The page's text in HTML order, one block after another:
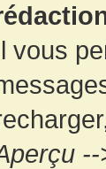
vous